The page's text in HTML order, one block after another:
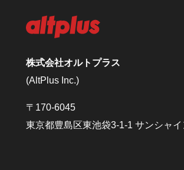
株式会社オルトプラス
(AltPlus Inc.)
〒170-6045
東京都豊島区東池袋3-1-1 サンシャ